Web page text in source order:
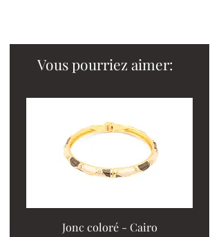
Vous pourriez aimer:
Jonc coloré - Cairo